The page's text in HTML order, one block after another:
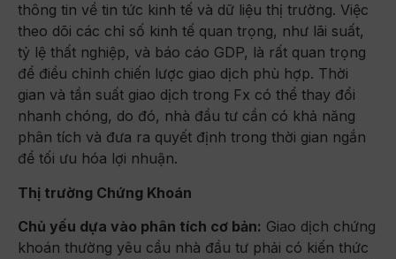
thông tin về tin tức kinh tế và dữ liệu thị trường. Việc
theo dõi các chỉ số kinh tế quan trọng, như lãi suất,
tỷ lệ thất nghiệp, và báo cáo GDP, là rất quan trọng
để điều chỉnh chiến lược giao dịch phù hợp. Thời
gian và tần suất giao dịch trong Fx có thể thay đổi
nhanh chóng, do đó, nhà đầu tư cần có khả năng
phân tích và đưa ra quyết định trong thời gian ngắn
để tối ưu hóa lợi nhuận.
Thị trường Chứng Khoán
Chủ yếu dựa vào phân tích cơ bản: Giao dịch chứng
khoán thường yêu cầu nhà đầu tư phải có kiến thức